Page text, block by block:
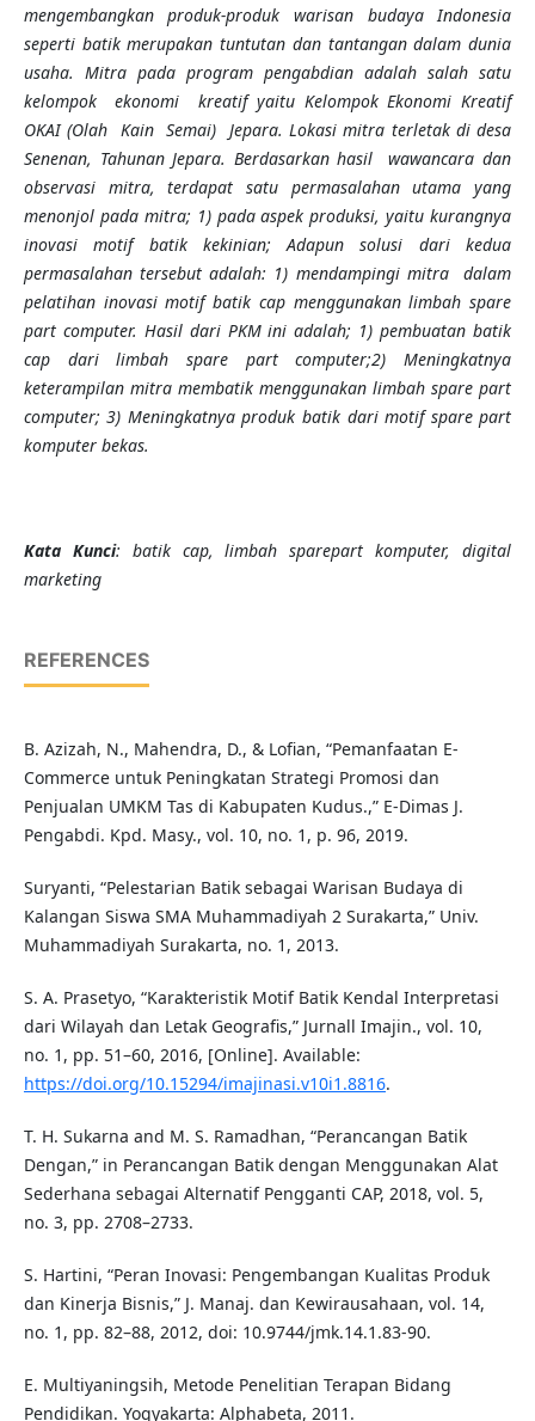
mengembangkan produk-produk warisan budaya Indonesia
seperti batik merupakan tuntutan dan tantangan dalam dunia
usaha. Mitra pada program pengabdian adalah salah satu
kelompok ekonomi kreatif yaitu Kelompok Ekonomi Kreatif
OKAI (Olah Kain Semai) Jepara. Lokasi mitra terletak di desa
Senenan, Tahunan Jepara. Berdasarkan hasil wawancara dan
observasi mitra, terdapat satu permasalahan utama yang
menonjol pada mitra; 1) pada aspek produksi, yaitu kurangnya
inovasi motif batik kekinian; Adapun solusi dari kedua
permasalahan tersebut adalah: 1) mendampingi mitra dalam
pelatihan inovasi motif batik cap menggunakan limbah spare
part computer. Hasil dari PKM ini adalah; 1) pembuatan batik
cap dari limbah spare part computer;2) Meningkatnya
keterampilan mitra membatik menggunakan limbah spare part
computer; 3) Meningkatnya produk batik dari motif spare part
komputer bekas.
Kata Kunci: batik cap, limbah sparepart komputer, digital
marketing
REFERENCES
B. Azizah, N., Mahendra, D., & Lofian, “Pemanfaatan E-
Commerce untuk Peningkatan Strategi Promosi dan
Penjualan UMKM Tas di Kabupaten Kudus.,” E-Dimas J.
Pengabdi. Kpd. Masy., vol. 10, no. 1, p. 96, 2019.
Suryanti, “Pelestarian Batik sebagai Warisan Budaya di
Kalangan Siswa SMA Muhammadiyah 2 Surakarta,” Univ.
Muhammadiyah Surakarta, no. 1, 2013.
S. A. Prasetyo, “Karakteristik Motif Batik Kendal Interpretasi
dari Wilayah dan Letak Geografis,” Jurnall Imajin., vol. 10,
no. 1, pp. 51–60, 2016, [Online]. Available:
https://doi.org/10.15294/imajinasi.v10i1.8816.
T. H. Sukarna and M. S. Ramadhan, “Perancangan Batik
Dengan,” in Perancangan Batik dengan Menggunakan Alat
Sederhana sebagai Alternatif Pengganti CAP, 2018, vol. 5,
no. 3, pp. 2708–2733.
S. Hartini, “Peran Inovasi: Pengembangan Kualitas Produk
dan Kinerja Bisnis,” J. Manaj. dan Kewirausahaan, vol. 14,
no. 1, pp. 82–88, 2012, doi: 10.9744/jmk.14.1.83-90.
E. Multiyaningsih, Metode Penelitian Terapan Bidang
Pendidikan. Yogyakarta: Alphabeta, 2011.